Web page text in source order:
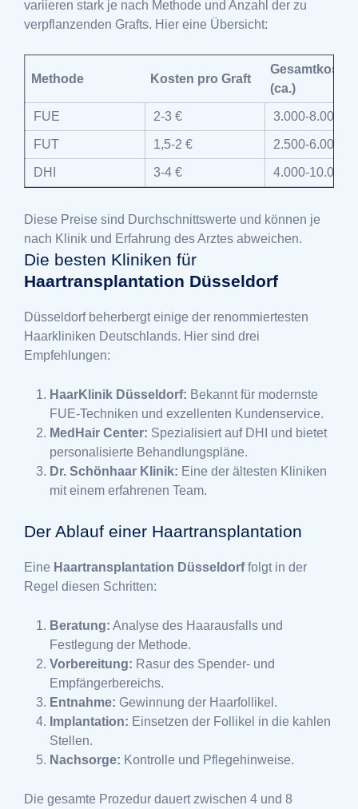
variieren stark je nach Methode und Anzahl der zu
verpflanzenden Grafts. Hier eine Übersicht:
Methode Kosten pro Graft
Gesamtkosten
(ca.)
FUE 2-3 € 3.000-8.000 €
FUT 1,5-2 € 2.500-6.000 €
DHI 3-4 € 4.000-10.000 €
Diese Preise sind Durchschnittswerte und können je
nach Klinik und Erfahrung des Arztes abweichen.
Die besten Kliniken für
Haartransplantation Düsseldorf
Düsseldorf beherbergt einige der renommiertesten
Haarkliniken Deutschlands. Hier sind drei
Empfehlungen:
HaarKlinik Düsseldorf: Bekannt für modernste
FUE-Techniken und exzellenten Kundenservice.
MedHair Center: Spezialisiert auf DHI und bietet
personalisierte Behandlungspläne.
Dr. Schönhaar Klinik: Eine der ältesten Kliniken
mit einem erfahrenen Team.
Der Ablauf einer Haartransplantation
Eine Haartransplantation Düsseldorffolgt in der
Regel diesen Schritten:
Beratung: Analyse des Haarausfalls und
Festlegung der Methode.
Vorbereitung: Rasur des Spender- und
Empfängerbereichs.
Entnahme: Gewinnung der Haarfollikel.
Implantation: Einsetzen der Follikel in die kahlen
Stellen.
Nachsorge: Kontrolle und Pflegehinweise.
Die gesamte Prozedur dauert zwischen 4 und 8